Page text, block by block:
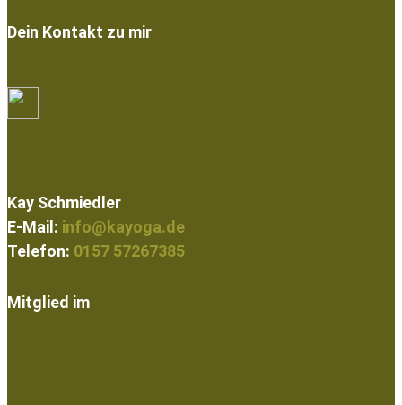
Dein Kontakt zu mir
Kay Schmiedler
E-Mail: info@kayoga.de
Telefon: 0157 57267385
Mitglied im